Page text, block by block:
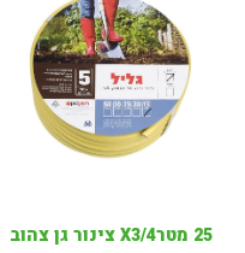
25 מטרX3/4 צינור גן צהוב